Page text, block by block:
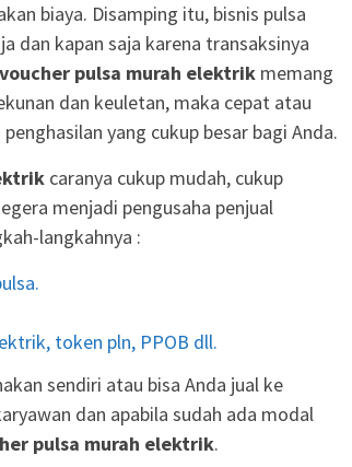
biaya. Disamping itu, bisnis pulsa
dan kapan saja karena transaksinya
voucher pulsa murah elektrik memang
dan keuletan, maka cepat atau
yang cukup besar bagi Anda.
caranya cukup mudah, cukup
menjadi pengusaha penjual
langkahnya :
token pln, PPOB dll.
sendiri atau bisa Anda jual ke
dan apabila sudah ada modal
pulsa murah elektrik.